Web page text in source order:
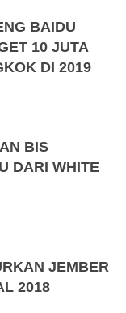
BAIDU
10 JUTA
DI 2019
BIS
DARI WHITE
JEMBER
2018